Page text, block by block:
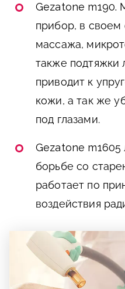
Gezatone m190.
прибор, в своем
массажа,
также подтяжки
приводит к
кожи, а так же
под глазами.
Gezatone m1605
борьбе со
работает по
воздействия